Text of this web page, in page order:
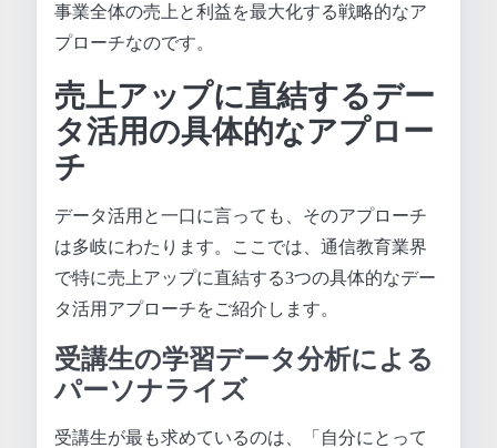
事業全体の売上と利益を最大化する戦略的なア
プローチなのです。
売上アップに直結するデー
タ活用の具体的なアプロー
チ
データ活用と一口に言っても、そのアプローチ
は多岐にわたります。ここでは、通信教育業界
で特に売上アップに直結する3つの具体的なデー
タ活用アプローチをご紹介します。
受講生の学習データ分析による
パーソナライズ
受講生が最も求めているのは、「自分にとって